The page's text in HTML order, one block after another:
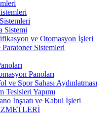
Sistemi
ve Otomasyon İşleri
Sistemleri
Panoları
ve Spor Sahası Aydınlatması
Yapımı
İnşaatı ve Kabul İşleri